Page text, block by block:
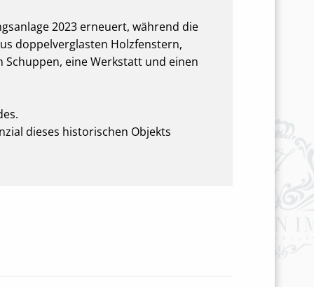
2023 erneuert, während die
doppelverglasten Holzfenstern,
eine Werkstatt und einen
dieses historischen Objekts